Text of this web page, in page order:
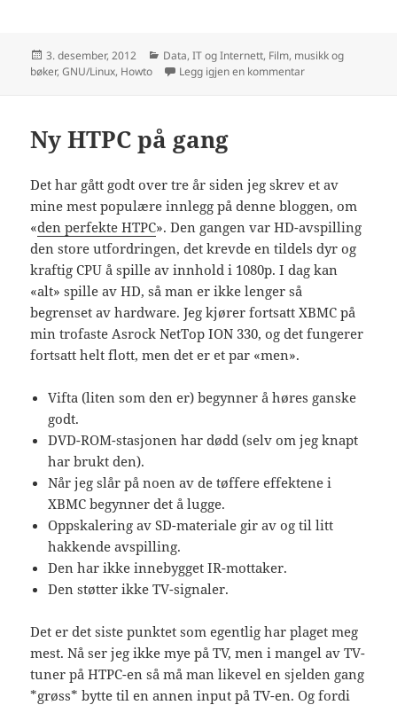
Publisert
3. desember, 2012 Kategorier
Data, IT og Internett, Film, musikk og
bøker,GNU/Linux, Howto Legg igjen en kommentartil HTPC del 2
Ny HTPC på gang
Det har gått godt over tre år siden jeg skrev et av
mine mest populære innlegg på denne bloggen, om
«den perfekte HTPC». Den gangen var HD-avspilling
den store utfordringen, det krevde en tildels dyr og
kraftig CPU å spille av innhold i 1080p. I dag kan
«alt» spille av HD, så man er ikke lenger så
begrenset av hardware. Jeg kjører fortsatt XBMC på
min trofaste Asrock NetTop ION 330, og det fungerer
fortsatt helt flott, men det er et par «men».
Vifta (liten som den er) begynner å høres ganske
godt.
DVD-ROM-stasjonen har dødd (selv om jeg knapt
har brukt den).
Når jeg slår på noen av de tøffere effektene i
XBMC begynner det å lugge.
Oppskalering av SD-materiale gir av og til litt
hakkende avspilling.
Den har ikke innebygget IR-mottaker.
Den støtter ikke TV-signaler.
Det er det siste punktet som egentlig har plaget meg
mest. Nå ser jeg ikke mye på TV, men i mangel av TV-
tuner på HTPC-en så må man likevel en sjelden gang
*grøss* bytte til en annen input på TV-en. Og fordi